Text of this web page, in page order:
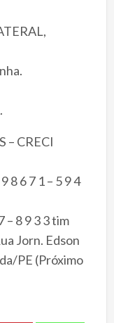
– CRECI
8 6 7 1 – 5 9 4
– 8 9 3 3 tim
Jorn. Edson
PE (Próximo